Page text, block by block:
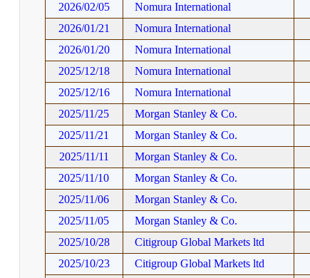
2026/02/05
Nomura International
2026/01/21
Nomura International
2026/01/20
Nomura International
2025/12/18
Nomura International
2025/12/16
Nomura International
2025/11/25
Morgan Stanley & Co.
2025/11/21
Morgan Stanley & Co.
2025/11/11
Morgan Stanley & Co.
2025/11/10
Morgan Stanley & Co.
2025/11/06
Morgan Stanley & Co.
2025/11/05
Morgan Stanley & Co.
2025/10/28
Citigroup Global Markets ltd
2025/10/23
Citigroup Global Markets ltd